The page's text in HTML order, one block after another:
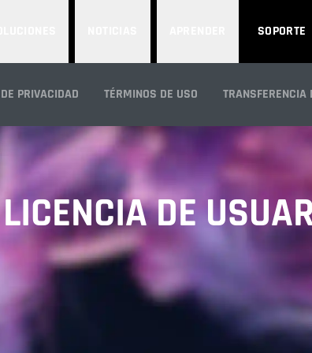
SOPORTE
PRIVACIDAD TÉRMINOS DE USO TRANSFERENCIA
DE